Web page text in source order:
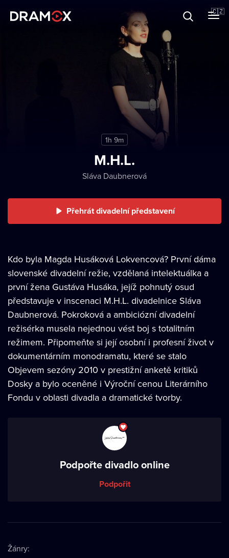
🇨🇿
1h 9m
M.H.L.
Sláva Daubnerová
Přehrát divadelní představení
Kdo byla Magda Husáková Lokvencová? První dáma
slovenské divadelní režie, vzdělaná intelektuálka a
první žena Gustáva Husáka, jejíž pohnutý osud
představuje v inscenaci M.H.L. divadelnice Sláva
Daubnerová. Pokroková a ambiciózní divadelní
režisérka musela nejednou vést boj s totalitním
režimem. Připomeňte si její osobní i profesní život v
dokumentárním monodramatu, které se stalo
Objevem sezóny 2010 v prestižní anketě kritiků
Dosky a bylo oceněné i Výroční cenou Literárního
Fondu v oblasti divadla a dramatické tvorby.
Podpořte divadlo online
Podpořit
Žánry: